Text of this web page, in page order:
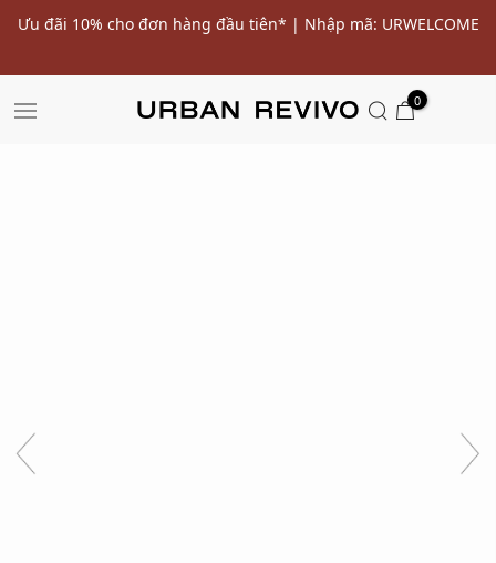
Ưu đãi 10% cho đơn hàng đầu tiên* | Nhập mã: URWELCOME
0
SALE